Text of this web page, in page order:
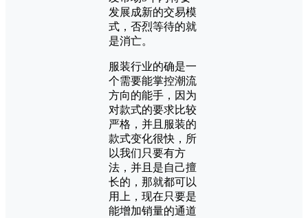
发展成新的交易模
式，否烈等待的就
是消亡。
服装行业的确是一
个需要能掌控潮流
方向的能手，因为
对款式的要求比较
严格，并且服装的
款式变化很快，所
以我们只要有方
法，并且是自己擅
长的，那就都可以
用上，现在只要是
能增加销量的通道